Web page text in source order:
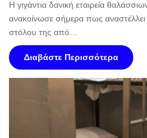
Η γιγάντια δανική εταιρεία
ανακοίνωσε σήμερα πως
στόλου της από…
Διαβάστε Περισσότερα